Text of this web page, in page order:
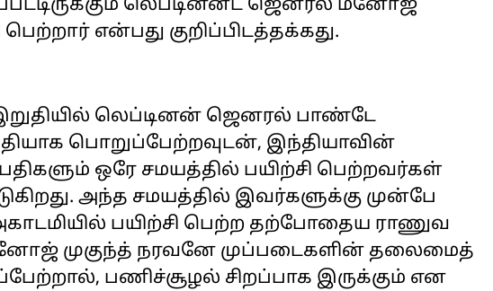
லெப்டினன்ட் ஜெனரல் மனோஜ்
என்பது குறிப்பிடத்தக்கது.
லெப்டினன் ஜெனரல் பாண்டே
பொறுப்பேற்றவுடன், இந்தியாவின்
ஒரே சமயத்தில் பயிற்சி பெற்றவர்கள்
அந்த சமயத்தில் இவர்களுக்கு முன்பே
அகாடமியில் பயிற்சி பெற்ற தற்போதைய ராணுவ
முகுந்த் நரவனே முப்படைகளின் தலைமைத்
பணிச்சூழல் சிறப்பாக இருக்கும் என